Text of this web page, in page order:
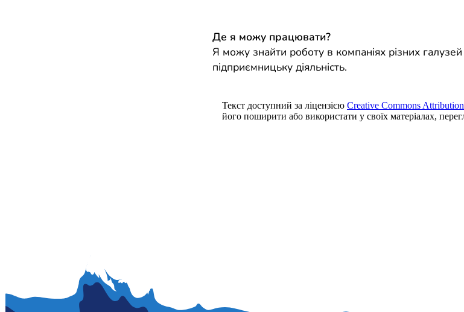
Де я можу працювати?
Я можу знайти роботу в компаніях різних
підприємницьку діяльність.
Текст доступний за ліцензією Creative Commons
його поширити або використати у своїх матеріалах,